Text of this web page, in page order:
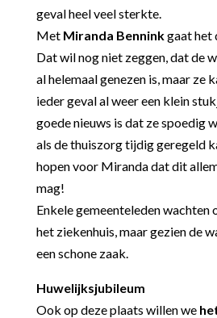
geval heel veel sterkte.
Met Miranda Benninkgaat het
Dat wil nog niet zeggen, dat de
al helemaal genezen is, maar ze
ieder geval al weer een klein
goede nieuws is dat ze spoedig
als de thuiszorg tijdig geregeld
hopen voor Miranda dat dit
mag!
Enkele gemeenteleden wachten
het ziekenhuis, maar gezien de
een schone zaak.
Huwelijksjubileum
Ook op deze plaats willen we